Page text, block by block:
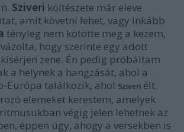
Sziveri költészete már eleve
amit követni lehet, vagy inkább
tényleg nem kötötte meg a kezem,
hogy szerinte egy adott
zene. Én pedig próbáltam
a helynek a hangzását, ahol a
Európa találkozik, ahol Sziveri élt.
elemeket kerestem, amelyek
végig jelen lehetnek az
éppen úgy, ahogy a versekben is